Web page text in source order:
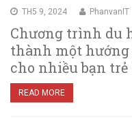
TH5 9, 2024 PhanvanIT
Chương trình du
thành một
cho nhiều bạn trẻ
READ MORE